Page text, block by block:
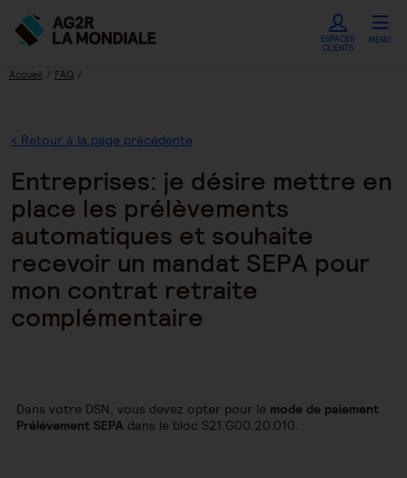
ESPACES
CLIENTS
MENU
Accueil
FAQ
< Retour à la page précédente
Entreprises: je désire mettre en
place les prélèvements
automatiques et souhaite
recevoir un mandat SEPA pour
mon contrat retraite
complémentaire
Dans votre DSN, vous devez opter pour le mode de paiement
Prélèvement SEPA dans le bloc S21.G00.20.010.